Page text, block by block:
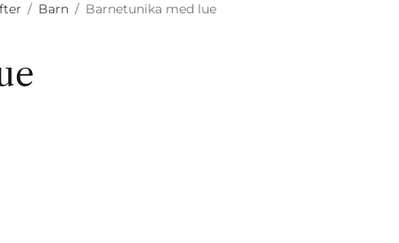
/ Barn / Barnetunika med lue